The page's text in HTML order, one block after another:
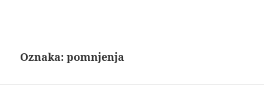
Oznaka:pomnjenja